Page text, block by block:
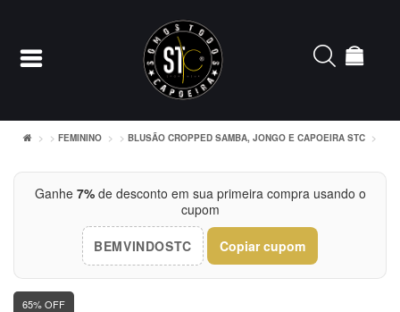
Entrar
ACESSÓRIOS
FEMININO BLUSÃO CROPPED SAMBA, JONGO E CAPOEIRA STC
Ganhe 7%de desconto em sua primeira compra usando o
cupom
BEMVINDOSTC Copiar cupom
65% OFF